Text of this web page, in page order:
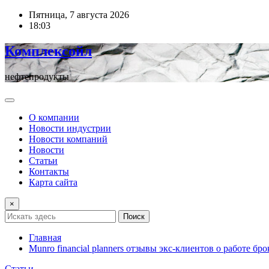
ПерейтиПятница, 7 августа 2026
18:03
Комплексойл
нефтепродукты
О компании
Новости индустрии
Новости компаний
Новости
Статьи
Контакты
Карта сайта
×
Поиск
Главная
Munro financial planners отзывы экс-клиентов о работе